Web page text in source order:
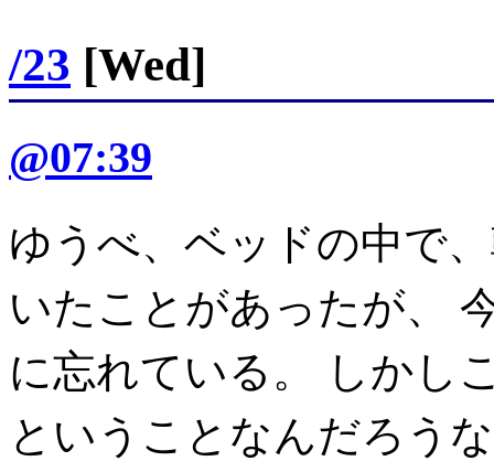
/23 [Wed]
@07:39
ゆうべ、ベッドの中で
いたことがあったが、
に忘れている。 しかし
ということなんだろう